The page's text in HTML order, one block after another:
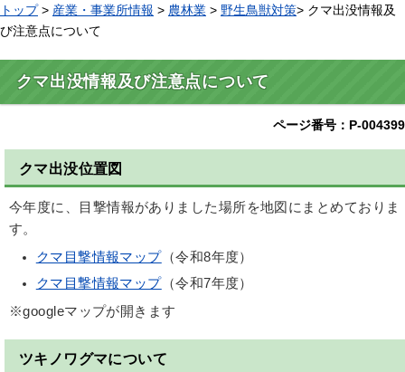
トップ> 産業・事業所情報 > 農林業 > 野生鳥獣対策> クマ出没情報及
び注意点について
クマ出没情報及び注意点について
ページ番号：P-004399
クマ出没位置図
今年度に、目撃情報がありました場所を地図にまとめておりま
す。
クマ目撃情報マップ（令和8年度）
クマ目撃情報マップ（令和7年度）
※googleマップが開きます
ツキノワグマについて